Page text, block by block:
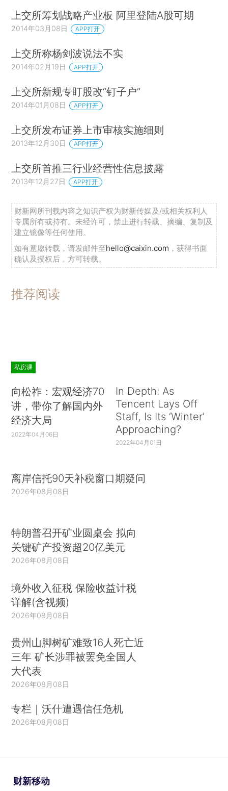
上交所筹划战略产业板 阿里登陆A股可期
2014年03月08日 APP打开
上交所称杨剑波说法不实
2014年02月19日 APP打开
上交所新规专盯股改“钉子户”
2014年01月08日 APP打开
上交所发布证券上市审核实施细则
2013年12月30日 APP打开
上交所首推三行业经营性信息披露
2013年12月27日 APP打开
财新网所刊载内容之知识产权为财新传媒及/或相关权利人
专属所有或持有。未经许可，禁止进行转载、摘编、复制及
建立镜像等任何使用。
如有意愿转载，请发邮件至hello@caixin.com ，获得书面
确认及授权后，方可转载。
推荐阅读
私房课
向松祚：宏观经济70
讲，带你了解国内外
经济大局
2022年04月06日
In Depth: As
Tencent Lays Off
Staff, Is Its ‘Winter’
Approaching?
2022年04月01日
离岸信托90天补税窗口期疑问
2026年08月08日
特朗普召开矿业圆桌会 拟向
关键矿产投资超20亿美元
2026年08月08日
境外收入征税 保险收益计税
详解(含视频)
2026年08月08日
贵州山脚树矿难致16人死亡近
三年 矿长涉罪被罢免全国人
大代表
2026年08月08日
专栏｜沃什遭遇信任危机
2026年08月08日
财新移动